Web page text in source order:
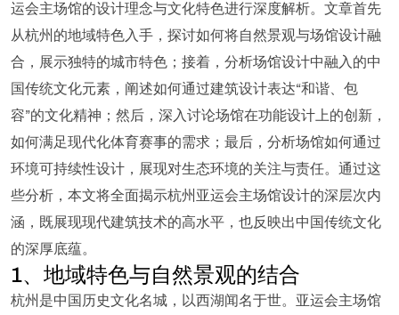
运会主场馆的设计理念与文化特色进行深度解析。文章首先
从杭州的地域特色入手，探讨如何将自然景观与场馆设计融
合，展示独特的城市特色；接着，分析场馆设计中融入的中
国传统文化元素，阐述如何通过建筑设计表达“和谐、包
容”的文化精神；然后，深入讨论场馆在功能设计上的创新，
如何满足现代化体育赛事的需求；最后，分析场馆如何通过
环境可持续性设计，展现对生态环境的关注与责任。通过这
些分析，本文将全面揭示杭州亚运会主场馆设计的深层次内
涵，既展现现代建筑技术的高水平，也反映出中国传统文化
的深厚底蕴。
1、地域特色与自然景观的结合
杭州是中国历史文化名城，以西湖闻名于世。亚运会主场馆